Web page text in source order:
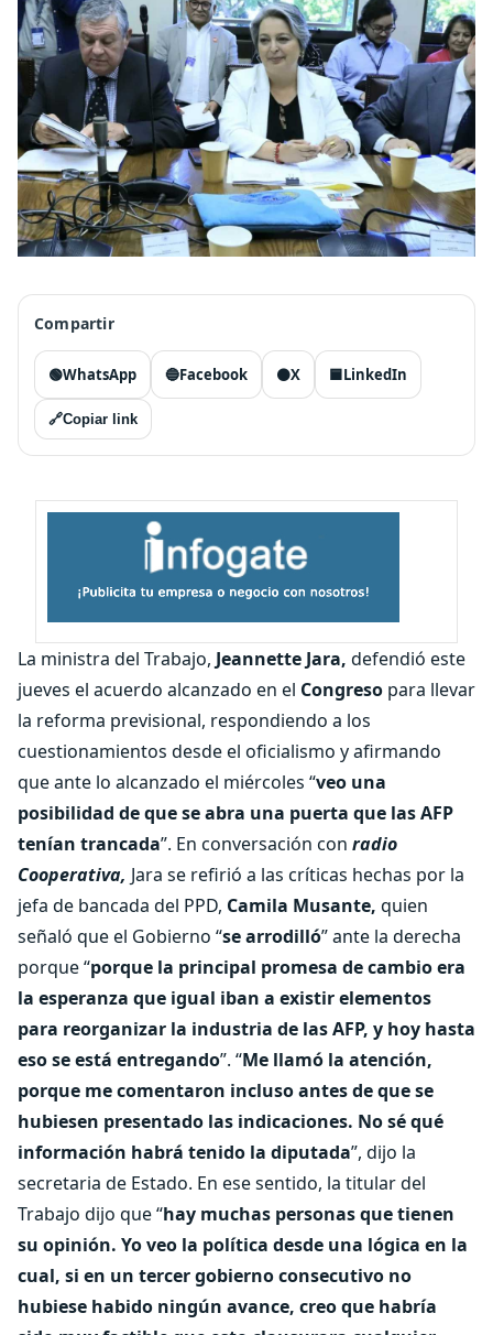
Compartir
🟢WhatsApp 🔵Facebook ⚫X 🟦LinkedIn
🔗Copiar link
La ministra del Trabajo, Jeannette Jara, defendió este
jueves el acuerdo alcanzado en el Congreso para llevar
la reforma previsional, respondiendo a los
cuestionamientos desde el oficialismo y afirmando
que ante lo alcanzado el miércoles “veo una
posibilidad de que se abra una puerta que las AFP
tenían trancada”. En conversación con radio
Cooperativa, Jara se refirió a las críticas hechas por la
jefa de bancada del PPD, Camila Musante, quien
señaló que el Gobierno “se arrodilló” ante la derecha
porque “porque la principal promesa de cambio era
la esperanza que igual iban a existir elementos
para reorganizar la industria de las AFP, y hoy hasta
eso se está entregando”. “Me llamó la atención,
porque me comentaron incluso antes de que se
hubiesen presentado las indicaciones. No sé qué
información habrá tenido la diputada”, dijo la
secretaria de Estado. En ese sentido, la titular del
Trabajo dijo que “hay muchas personas que tienen
su opinión. Yo veo la política desde una lógica en la
cual, si en un tercer gobierno consecutivo no
hubiese habido ningún avance, creo que habría